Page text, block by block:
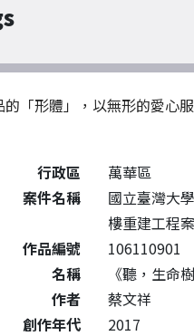
「形體」，以無形的愛心
術作品詳細資料
行政區
萬華區
案件名稱
國立臺灣大
樓重建工程
作品編號
106110901
名稱
《聽，生命
作者
蔡文祥
創作年代
2017